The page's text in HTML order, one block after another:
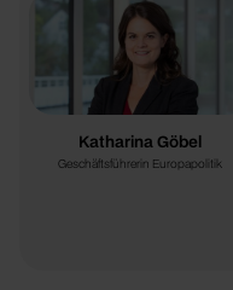
Katharina Göbel
Geschäftsführerin Europapolitik